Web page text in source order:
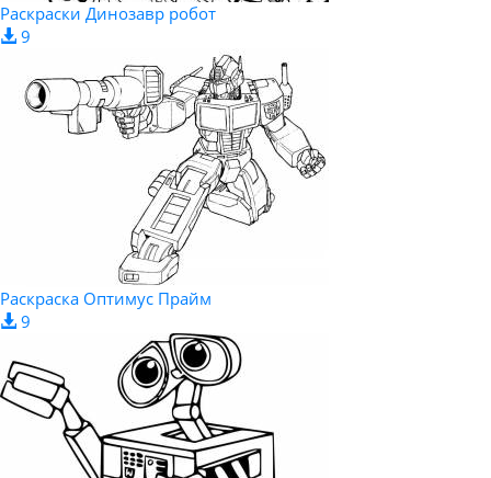
Раскраски Динозавр робот
9
Раскраска Оптимус Прайм
9